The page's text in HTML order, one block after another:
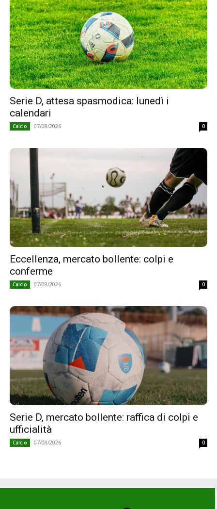
Serie D, attesa spasmodica: lunedì i
calendari
Calcio 07/08/2026 0
Eccellenza, mercato bollente: colpi e
conferme
Calcio 07/08/2026 0
Serie D, mercato bollente: raffica di colpi e
ufficialità
Calcio 07/08/2026 0